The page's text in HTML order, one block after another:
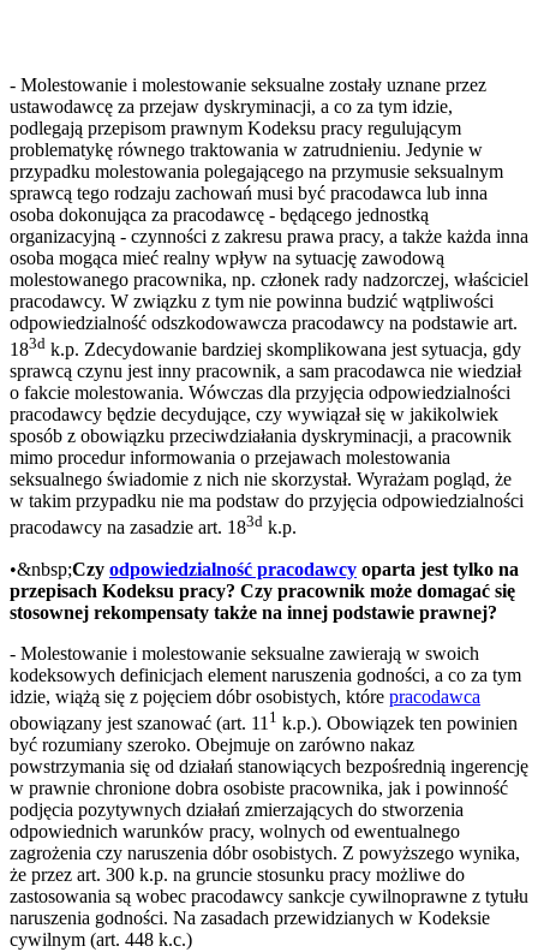
- Molestowanie i molestowanie seksualne zostały uznane przez
ustawodawcę za przejaw dyskryminacji, a co za tym idzie,
podlegają przepisom prawnym Kodeksu pracy regulującym
problematykę równego traktowania w zatrudnieniu. Jedynie w
przypadku molestowania polegającego na przymusie seksualnym
sprawcą tego rodzaju zachowań musi być pracodawca lub inna
osoba dokonująca za pracodawcę - będącego jednostką
organizacyjną - czynności z zakresu prawa pracy, a także każda inna
osoba mogąca mieć realny wpływ na sytuację zawodową
molestowanego pracownika, np. członek rady nadzorczej, właściciel
pracodawcy. W związku z tym nie powinna budzić wątpliwości
odpowiedzialność odszkodowawcza pracodawcy na podstawie art.
183d k.p. Zdecydowanie bardziej skomplikowana jest sytuacja, gdy
sprawcą czynu jest inny pracownik, a sam pracodawca nie wiedział
o fakcie molestowania. Wówczas dla przyjęcia odpowiedzialności
pracodawcy będzie decydujące, czy wywiązał się w jakikolwiek
sposób z obowiązku przeciwdziałania dyskryminacji, a pracownik
mimo procedur informowania o przejawach molestowania
seksualnego świadomie z nich nie skorzystał. Wyrażam pogląd, że
w takim przypadku nie ma podstaw do przyjęcia odpowiedzialności
pracodawcy na zasadzie art. 183d k.p.
•&nbsp;Czy odpowiedzialność pracodawcy oparta jest tylko na
przepisach Kodeksu pracy? Czy pracownik może domagać się
stosownej rekompensaty także na innej podstawie prawnej?
- Molestowanie i molestowanie seksualne zawierają w swoich
kodeksowych definicjach element naruszenia godności, a co za tym
idzie, wiążą się z pojęciem dóbr osobistych, które pracodawca
obowiązany jest szanować (art. 11 1 k.p.). Obowiązek ten powinien
być rozumiany szeroko. Obejmuje on zarówno nakaz
powstrzymania się od działań stanowiących bezpośrednią ingerencję
w prawnie chronione dobra osobiste pracownika, jak i powinność
podjęcia pozytywnych działań zmierzających do stworzenia
odpowiednich warunków pracy, wolnych od ewentualnego
zagrożenia czy naruszenia dóbr osobistych. Z powyższego wynika,
że przez art. 300 k.p. na gruncie stosunku pracy możliwe do
zastosowania są wobec pracodawcy sankcje cywilnoprawne z tytułu
naruszenia godności. Na zasadach przewidzianych w Kodeksie
cywilnym (art. 448 k.c.)